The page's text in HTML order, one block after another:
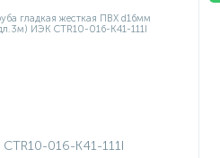
CTR10-016-K41-111I